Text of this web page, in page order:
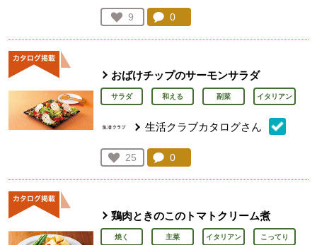
お気に入り登録：
9
人が登録
コメント：
0
おばけチップのサーモンサラダ
サラダ 和える 副菜 イタリアン
生活クラブカタログさん
お気に入り登録：
25
人が登録
コメント：
0
鶏肉ときのこのトマトクリーム煮
焼く 主菜 イタリアン こってり